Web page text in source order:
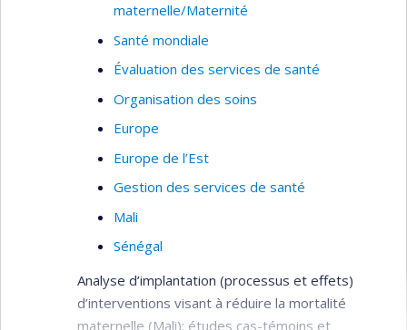
maternelle/Maternité
Santé mondiale
Évaluation des services de santé
Organisation des soins
Europe
Europe de l’Est
Gestion des services de santé
Mali
Sénégal
Analyse d’implantation (processus et effets)
d’interventions visant à réduire la mortalité
maternelle (Mali); études cas-témoins et